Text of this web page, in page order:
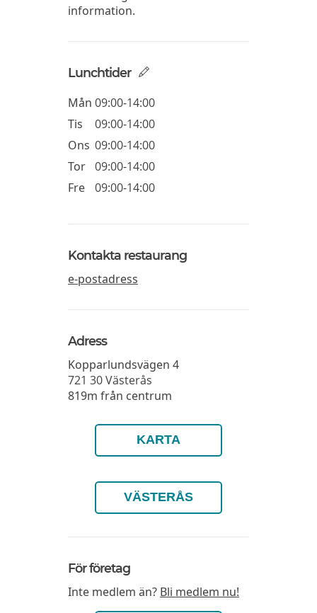
information.
Lunchtider
Mån 09:00-14:00
Tis
09:00-14:00
Ons 09:00-14:00
Tor 09:00-14:00
Fre
09:00-14:00
Kontakta restaurang
e-postadress
Adress
Kopparlundsvägen 4
721 30Västerås
819m från centrum
KARTA
VÄSTERÅS
För företag
Inte medlem än? Bli medlem nu!